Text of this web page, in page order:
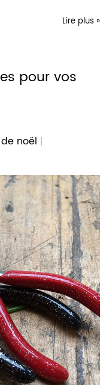
Lire plus »
pour vos
noël